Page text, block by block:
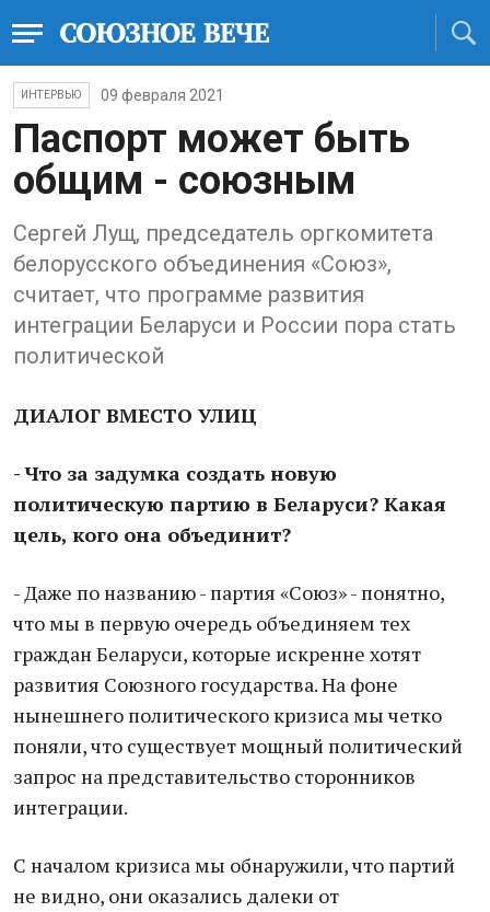
ИНТЕРВЬЮ 09 февраля 2021
Паспорт может быть
общим - союзным
Сергей Лущ, председатель оргкомитета
белорусского объединения «Союз»,
считает, что программе развития
интеграции Беларуси и России пора стать
политической
ДИАЛОГ ВМЕСТО УЛИЦ
- Что за задумка создать новую
политическую партию в Беларуси? Какая
цель, кого она объединит?
- Даже по названию - партия «Союз» - понятно,
что мы в первую очередь объединяем тех
граждан Беларуси, которые искренне хотят
развития Союзного государства. На фоне
нынешнего политического кризиса мы четко
поняли, что существует мощный политический
запрос на представительство сторонников
интеграции.
С началом кризиса мы обнаружили, что партий
не видно, они оказались далеки от